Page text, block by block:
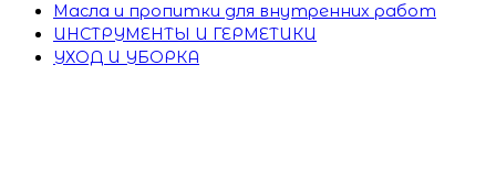
Масла и пропитки для внутренних работ
ИНСТРУМЕНТЫ И ГЕРМЕТИКИ
УХОД И УБОРКА